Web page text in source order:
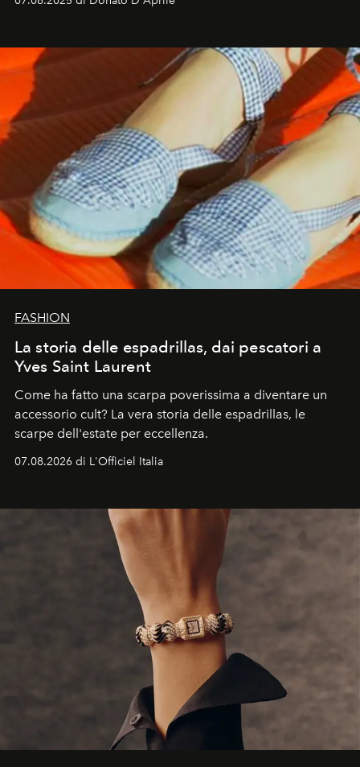
FASHION
La storia delle espadrillas, dai pescatori a
Yves Saint Laurent
Come ha fatto una scarpa poverissima a diventare un
accessorio cult? La vera storia delle espadrillas, le
scarpe dell'estate per eccellenza.
07.08.2026 di L'Officiel Italia